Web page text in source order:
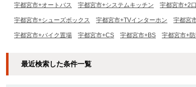
宇都宮市+オートバス 宇都宮市+システムキッチン 宇都宮市+2
宇都宮市+シューズボックス 宇都宮市+TVインターホン 宇都宮
宇都宮市+バイク置場 宇都宮市+CS 宇都宮市+BS 宇都宮市+
最近検索した条件一覧